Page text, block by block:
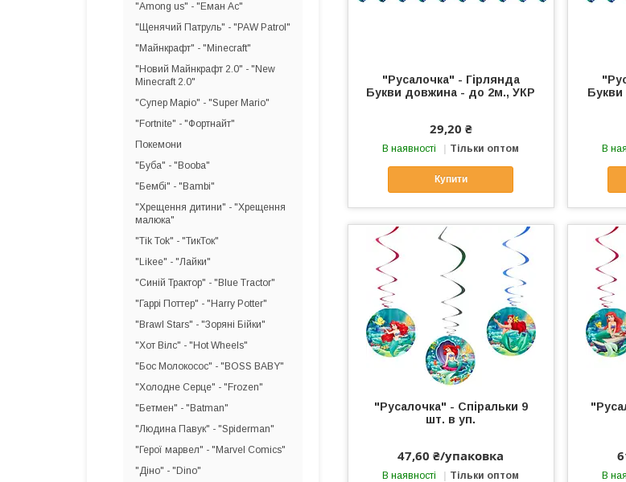
"Русалочка" - Гірлянда
Букви довжина - до 2м., УКР
29,20 ₴
В наявності Тільки оптом
Купити
В
"Русалочка" - Спіральки 9
шт. в уп.
47,60 ₴/упаковка
В наявності Тільки оптом В
"Among us" - "Еман Ас"
"Щенячий Патруль" - "PAW Patrol"
"Майнкрафт" - "Minecraft"
"Новий Майнкрафт 2.0" - "New
Minecraft 2.0"
"Супер Маріо" - "Super Mario"
"Fortnite" - "Фортнайт"
Покемони
"Буба" - "Booba"
"Бембі" - "Bambi"
"Хрещення дитини" - "Хрещення
малюка"
"Tik Tok" - "ТикТок"
"Likee" - "Лайки"
"Синій Трактор" - "Blue Tractor"
"Гаррі Поттер" - "Harry Potter"
"Brawl Stars" - "Зоряні Бійки"
"Хот Вілс" - "Hot Wheels"
"Бос Молокосос" - "BOSS BABY"
"Холодне Серце" - "Frozen"
"Бетмен" - "Batman"
"Людина Павук" - "Spiderman"
"Герої марвел" - "Marvel Comics"
"Діно" - "Dino"